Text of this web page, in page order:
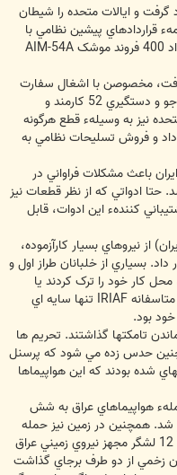
و ايالات متحده را شيطان
قراردادهاي پيشين نظامي با
غرب، ملغا شدند که از آن جمله مي توان تعداد 400 فروند موشک AIM-54A
رفت، مخصوصن با اشغال سفارت
آمريکا در تهران به وسيلهء دانشجويان ستيزه جو و دستگيري 52 کارمند و
نيز به وسيلهء قطع هرگونه
و فروش تسليحات نظامي به
باعث مشکلات فراواني در
ادواتي که از نظر قطعات نيز
کنندهء اين ادوات، قابل
از نيروهاي بسيار کارآزموده،
بسياري از خلبانان طراز اول و
کار خود را ترک کردند يا
اعدام شدند. بدين ترتيب در آغاز سال 1980، متاسفانه IRIAF تنها سايه اي
بود.
تامکتها گذاشتند. تحريم ها
حدس زده مي شود که پرسنل
شده بودند که اين هواپيماها
در 22 سپتامبر 1980 با حملهء هواپيماهاي عراق به شش
شد. همچنين در زمين نيز حمله
اي به عرض 700 کيلومتر از چهار نقطه توسط 12 لشگر مجهز نيروي زميني عراق
که 1 ميليون کشته و 2 ميليون زخمي از دو طرف برجاي گذاشت